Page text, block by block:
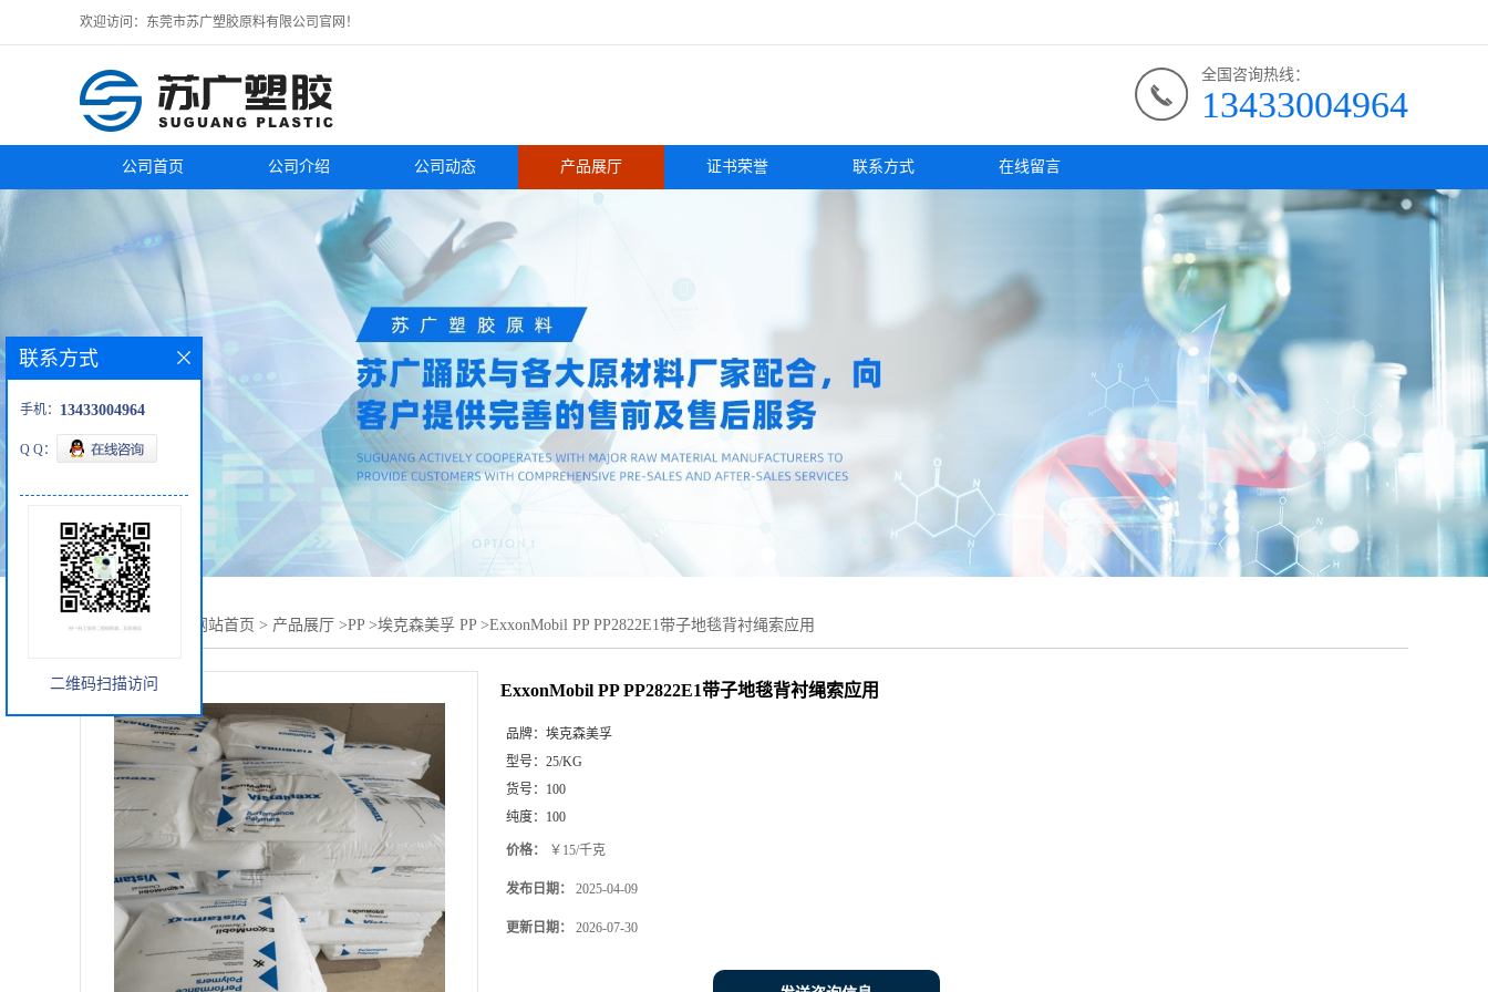
欢迎访问：东莞市苏广塑胶原料有限公司官网！
全国咨询热线：
13433004964
公司首页 公司介绍 公司动态 产品展厅 证书荣誉 联系方式 在线留言
您当前的位置： 网站首页 > 产品展厅 >PP >埃克森美孚 PP >ExxonMobil PP PP2822E1带子地毯背衬绳索应用
ExxonMobil PP PP2822E1带子地毯背衬绳索应用
品牌： 埃克森美孚
型号： 25/KG
货号： 100
纯度： 100
价格： ￥15/千克
发布日期： 2025-04-09
更新日期： 2026-07-30
联系方式
手机： 13433004964
Q Q：
二维码扫描访问